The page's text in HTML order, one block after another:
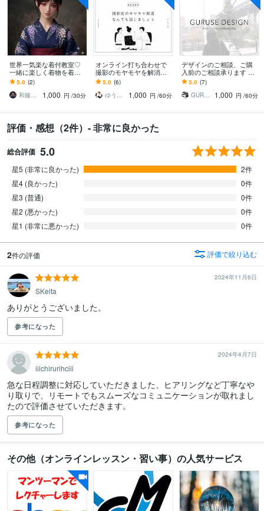
世界一気楽な着付教室♡
一緒に楽しく着物を着ま
す もっと素敵な自分に
【着物は魔法】楽しく、
楽に、綺麗に着れる♡
5.0 (2)
和服のななこ
1,000 円 /30分
オンライン打ち合わせで
撮影のモヤモヤを解消し
ます 撮影依頼を検討中の
方や、すでに撮影依頼を
された方向け
5.0 (6)
ゆうたろう｜選ばれる顔を仕立てる専門家
1,000 円 /60分
デザインのご相談、ご購
入前のご相談承ります コ
コナラビデオチャットに
て相談可能です。
5.0 (7)
GURUSE
1,000 円 /60分
評価・感想（2件）- 非常に良かった
総合評価 5.0
星5 (非常に良かった)
2件
星4 (良かった)
0件
星3 (普通)
0件
星2 (悪かった)
0件
星1 (非常に悪かった)
0件
2件の評価 評価で絞り込む
2024年11月6日
SKeita
ありがとうございました。
参考になった
2024年4月7日
iiichirurihciii
急な日程調整に対応していただきました、ヒアリングなど丁寧なや
り取りで、リモートでもスムーズなコミュニケーションが取れまし
たので評価させていただきます。
参考になった
その他（オンラインレッスン・習い事）の人気サービス